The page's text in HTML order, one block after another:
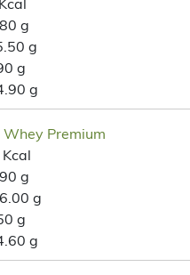
g
g
g
g
Whey Premium
g
g
g
g